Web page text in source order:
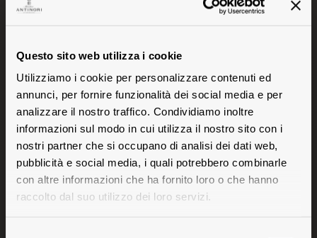
Questo sito web utilizza i cookie
Utilizziamo i cookie per personalizzare contenuti ed
annunci, per fornire funzionalità dei social media e per
analizzare il nostro traffico. Condividiamo inoltre
informazioni sul modo in cui utilizza il nostro sito con i
nostri partner che si occupano di analisi dei dati web,
pubblicità e social media, i quali potrebbero combinarle
con altre informazioni che ha fornito loro o che hanno
raccolto dal suo utilizzo dei loro servizi.